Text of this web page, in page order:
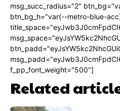
msg_succ_radius="2"
btn_bg_h="var(--metro-blue-
f_pp_font_weight="500"]
Related